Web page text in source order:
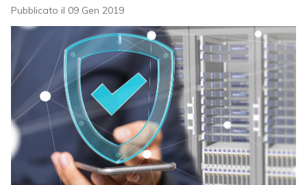
Pubblicato il 09 Gen 2019